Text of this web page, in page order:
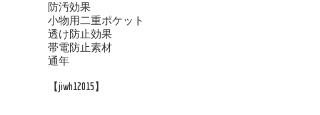
防汚効果
小物用二重ポケット
透け防止効果
帯電防止素材
通年
【jiwh12015】